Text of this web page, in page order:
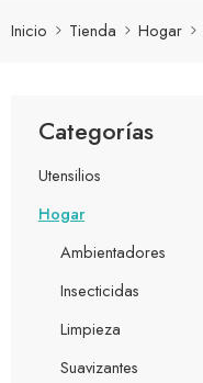
Inicio Tienda Hogar
Categorías
Utensilios
Hogar
Ambientadores
Insecticidas
Limpieza
Suavizantes